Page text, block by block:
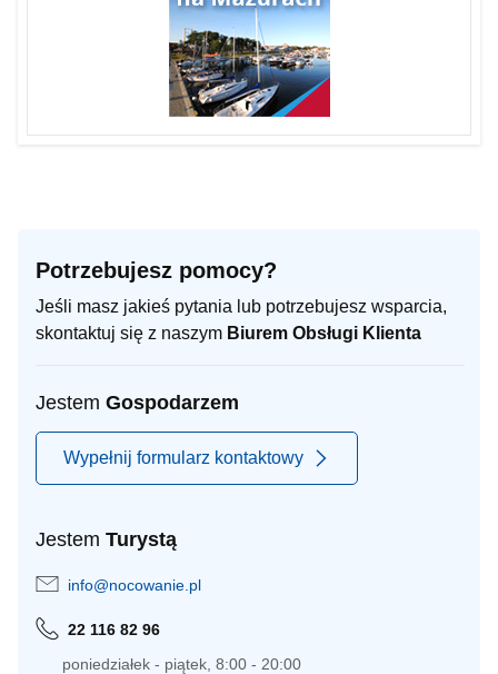
Potrzebujesz pomocy?
Jeśli masz jakieś pytania lub potrzebujesz wsparcia,
skontaktuj się z naszym Biurem Obsługi Klienta
Jestem Gospodarzem
Wypełnij formularz kontaktowy
Jestem Turystą
info@nocowanie.pl
22 116 82 96
poniedziałek - piątek, 8:00 - 20:00